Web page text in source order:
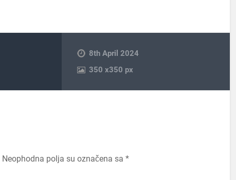
8th April 2024
350x350 px
Neophodna polja su označena sa *